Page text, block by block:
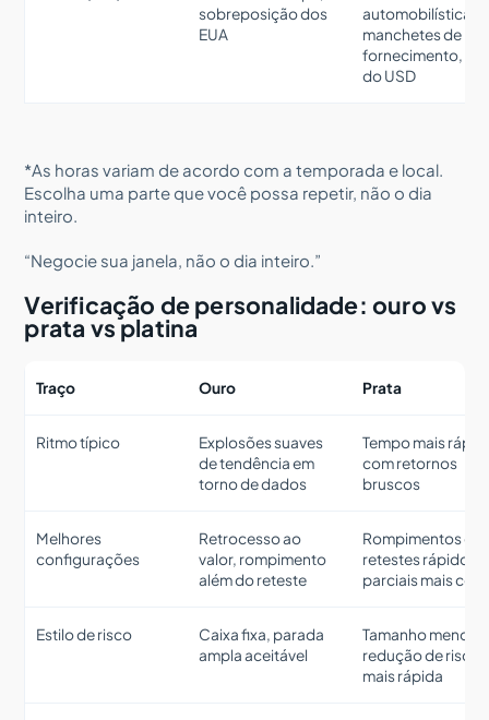
sobreposição dos
EUA
automobilística,
manchetes de
fornecimento,
do USD
*As horas variam de acordo com a temporada e local.
Escolha uma parte que você possa repetir, não o dia
inteiro.
“Negocie sua janela, não o dia inteiro.”
Verificação de personalidade: ouro vs
prata vs platina
Traço Ouro Prata
Ritmo típico
Explosões suaves
de tendência em
torno de dados
Tempo mais
com retornos
bruscos
Melhores
configurações
Retrocesso ao
valor, rompimento
além do reteste
Rompimentos
retestes rápidos,
parciais mais
Estilo de risco
Caixa fixa, parada
ampla aceitável
Tamanho menor,
redução de risco
mais rápida